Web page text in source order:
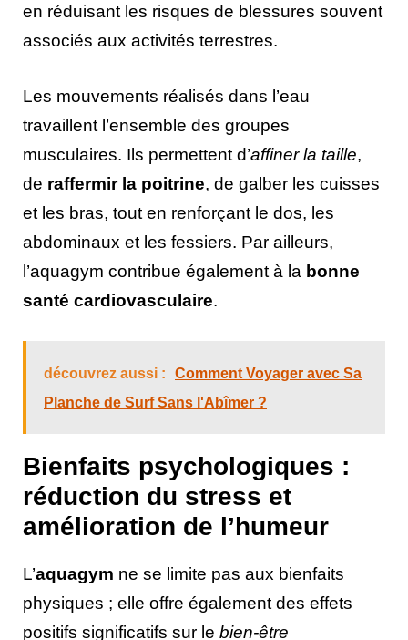
en réduisant les risques de blessures souvent
associés aux activités terrestres.
Les mouvements réalisés dans l’eau
travaillent l’ensemble des groupes
musculaires. Ils permettent d’affiner la taille,
de raffermir la poitrine, de galber les cuisses
et les bras, tout en renforçant le dos, les
abdominaux et les fessiers. Par ailleurs,
l’aquagym contribue également à la bonne
santé cardiovasculaire.
découvrez aussi :
Comment Voyager avec Sa
Planche de Surf Sans l'Abîmer ?
Bienfaits psychologiques :
réduction du stress et
amélioration de l’humeur
L’aquagym ne se limite pas aux bienfaits
physiques ; elle offre également des effets
positifs significatifs sur le bien-être